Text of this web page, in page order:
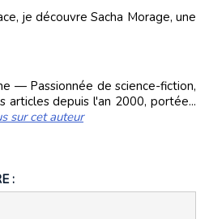
je découvre Sacha Morage, une
— Passionnée de science-fiction,
articles depuis l'an 2000, portée...
sur cet auteur
: